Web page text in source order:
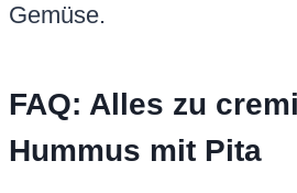
Gemüse.
FAQ: Alles zu
Hummus mit Pita